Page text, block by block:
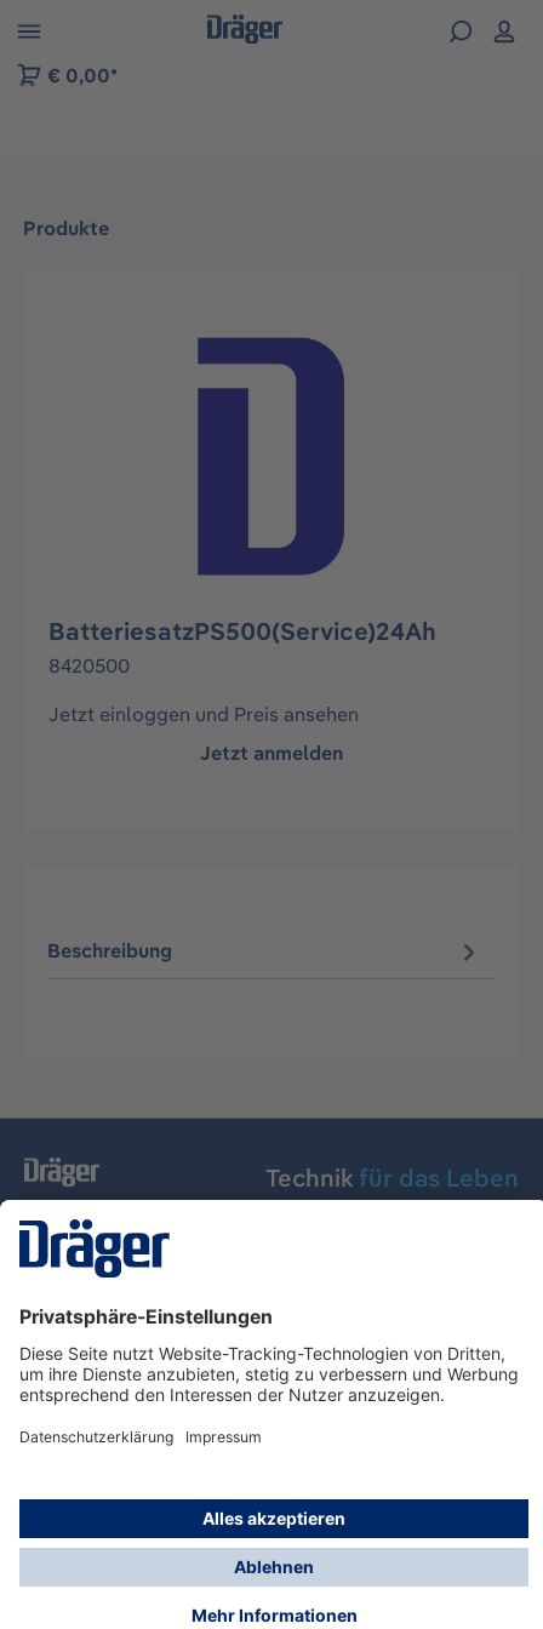
der B2B-Plattform springen
€ 0,00*
Produkte
Bildergalerie überspringen
BatteriesatzPS500(Service)24Ah
8420500
Jetzt einloggen und Preis ansehen
Jetzt anmelden
Beschreibung
Technik für das Leben
Dräger Austria GmbH
Über Dräger
Informationen
© Dräger Austria GmbH, 2024
* Alle Preise exkl. gesetzl. Mehrwertsteuer zzgl.
Versandkosten und ggf. Nachnahmegebühren, wenn
nicht anders angegeben.